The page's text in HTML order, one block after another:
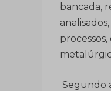
bancada,
Segundo